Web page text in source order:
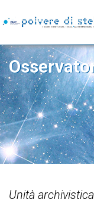
Unità archivistica